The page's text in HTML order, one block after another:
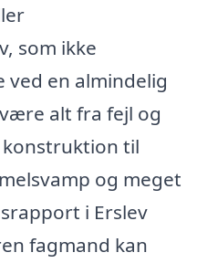
som ikke
en almindelig
alt fra fejl og
til
og meget
i Erslev
fagmand kan